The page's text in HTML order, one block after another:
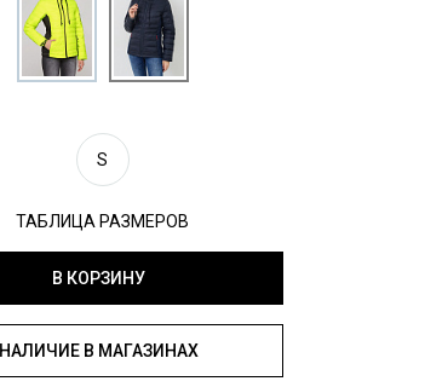
S
ТАБЛИЦА РАЗМЕРОВ
В КОРЗИНУ
НАЛИЧИЕ В МАГАЗИНАХ